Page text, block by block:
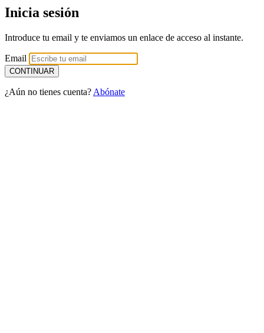
Inicia sesión
Introduce tu email y te enviamos un enlace de acceso al instante.
Email
¿Aún no tienes cuenta? Abónate